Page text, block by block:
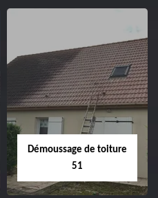
Démoussage de toiture
51